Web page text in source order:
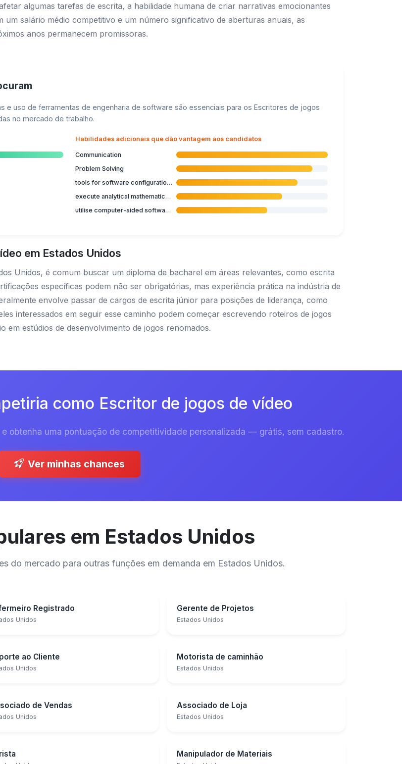
algumas tarefas de escrita, a habilidade humana de criar narrativas emocionantes
um salário médio competitivo e um número significativo de aberturas anuais, as
anos permanecem promissoras.
e uso de ferramentas de engenharia de software são essenciais para os Escritores de jogos
no mercado de trabalho.
Habilidades adicionais que dão vantagem aos candidatos
Communication
Problem Solving
tools for software configuration management
execute analytical mathematical calculations
utilise computer-aided software engineering tools
em Estados Unidos
Unidos, é comum buscar um diploma de bacharel em áreas relevantes, como escrita
específicas podem não ser obrigatórias, mas experiência prática na indústria de
envolve passar de cargos de escrita júnior para posições de liderança, como
interessados em seguir esse caminho podem começar escrevendo roteiros de jogos
em estúdios de desenvolvimento de jogos renomados.
como Escritor de jogos de vídeo
obtenha uma pontuação de competitividade personalizada — grátis, sem cadastro.
Ver minhas chances
em Estados Unidos
do mercado para outras funções em demanda em Estados Unidos.
Registrado
Unidos
Gerente de Projetos
Estados Unidos
ao Cliente
Unidos
Motorista de caminhão
Estados Unidos
de Vendas
Unidos
Associado de Loja
Estados Unidos
Manipulador de Materiais